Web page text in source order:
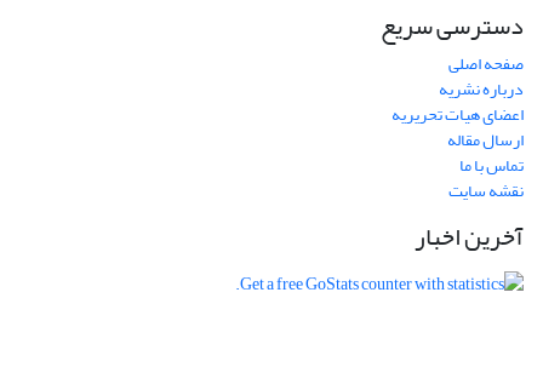
دسترسی سریع
صفحه اصلی
درباره نشریه
اعضای هیات تحریریه
ارسال مقاله
تماس با ما
نقشه سایت
آخرین اخبار